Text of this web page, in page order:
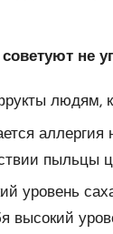
не
людям,
пыльцы
уровень
высокий